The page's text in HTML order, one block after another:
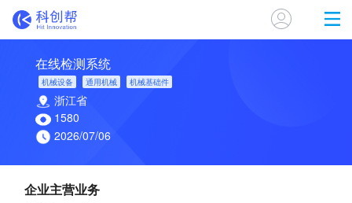
在线检测系统
机械设备 通用机械 机械基础件
浙江省
1580
2026/07/06
企业主营业务